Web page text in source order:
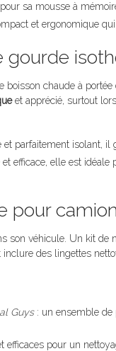
sa mousse à
et ergonomique
gourde
boisson chaude à
et apprécié, surtout
parfaitement isolant, il
efficace, elle est
pour camion
son véhicule. Un kit de
des lingettes
Guys: un ensemble de
efficaces pour un